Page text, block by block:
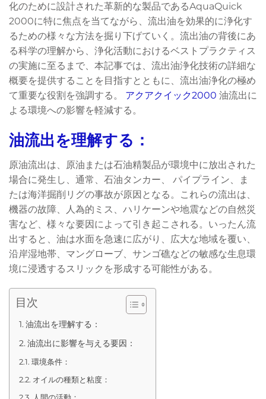
化のために設計された革新的な製品であるAquaQuick
2000に特に焦点を当てながら、流出油を効果的に浄化す
るための様々な方法を掘り下げていく。流出油の背後にあ
る科学の理解から、浄化活動におけるベストプラクティス
の実施に至るまで、本記事では、流出油浄化技術の詳細な
概要を提供することを目指すとともに、流出油浄化の極め
て重要な役割を強調する。
アクアクイック2000 油流出に
よる環境への影響を軽減する。
油流出を理解する：
原油流出は、原油または石油精製品が環境中に放出された
場合に発生し、通常、石油タンカー、 パイプライン、ま
たは海洋掘削リグの事故が原因となる。これらの流出は、
機器の故障、人為的ミス、ハリケーンや地震などの自然災
害など、様々な要因によって引き起こされる。いったん流
出すると、油は水面を急速に広がり、広大な地域を覆い、
沿岸湿地帯、マングローブ、サンゴ礁などの敏感な生息環
境に浸透するスリックを形成する可能性がある。
目次
油流出を理解する：
油流出に影響を与える要因：
環境条件：
オイルの種類と粘度：